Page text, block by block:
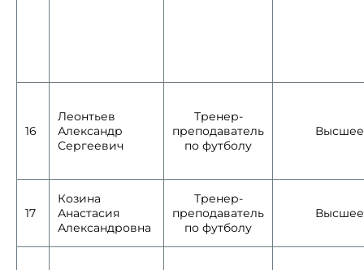
16
Леонтьев
Александр
Сергеевич
Тренер-
преподаватель
по футболу
Высшее
17
Козина
Анастасия
Александровна
Тренер-
преподаватель
по футболу
Высшее